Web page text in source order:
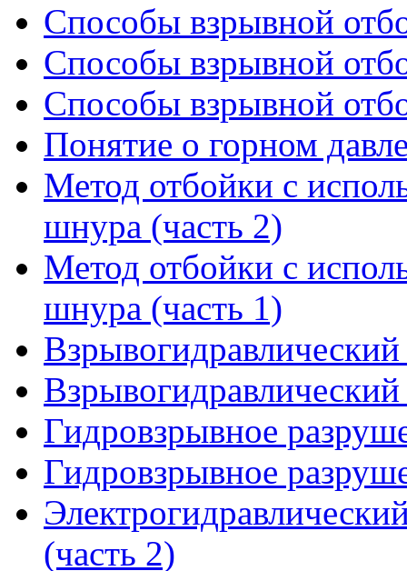
Способы взрывной
Способы взрывной
Способы взрывной
Понятие о горном
Метод отбойки с
шнура (часть 2)
Метод отбойки с
шнура (часть 1)
Гидровзрывное
Гидровзрывное
(часть 2)